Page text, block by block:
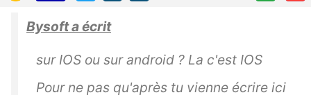
Bysoft a écrit
sur IOS ou sur android ? La c'est IOS
Pour ne pas qu'après tu vienne écrire ici